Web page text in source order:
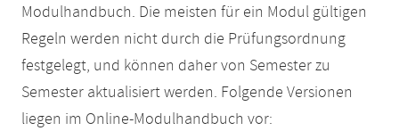
Modulhandbuch. Die meisten für ein Modul gültigen
Regeln werden nicht durch die Prüfungsordnung
festgelegt, und können daher von Semester zu
Semester aktualisiert werden. Folgende Versionen
liegen im Online-Modulhandbuch vor: